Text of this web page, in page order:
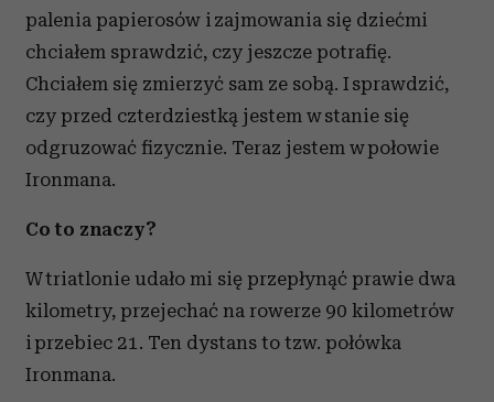
palenia papierosów i zajmowania się dziećmi
chciałem sprawdzić, czy jeszcze potrafię.
Chciałem się zmierzyć sam ze sobą. I sprawdzić,
czy przed czterdziestką jestem w stanie się
odgruzować fizycznie. Teraz jestem w połowie
Ironmana.
Co to znaczy?
W triatlonie udało mi się przepłynąć prawie dwa
kilometry, przejechać na rowerze 90 kilometrów
i przebiec 21. Ten dystans to tzw. połówka
Ironmana.